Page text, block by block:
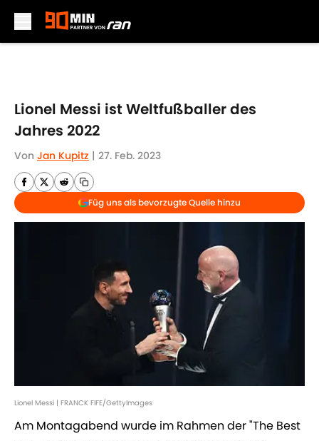
Lionel Messi ist Weltfußballer des
Jahres 2022
Von Jan Kupitz | 27. Feb. 2023
Füg uns als bevorzugte Quelle hinzu
Lionel Messi | FRANCK FIFE/GettyImages
Am Montagabend wurde im Rahmen der "The Best